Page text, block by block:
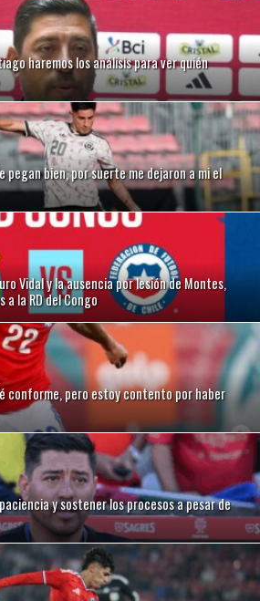
haremos los análisis para ver quién
pegan bien, por suerte me dejaron a mi el
Vidal y la ausencia por lesión de Montes,
la RD del Congo
conforme, pero estoy contento por haber
y sostener los procesos a pesar de